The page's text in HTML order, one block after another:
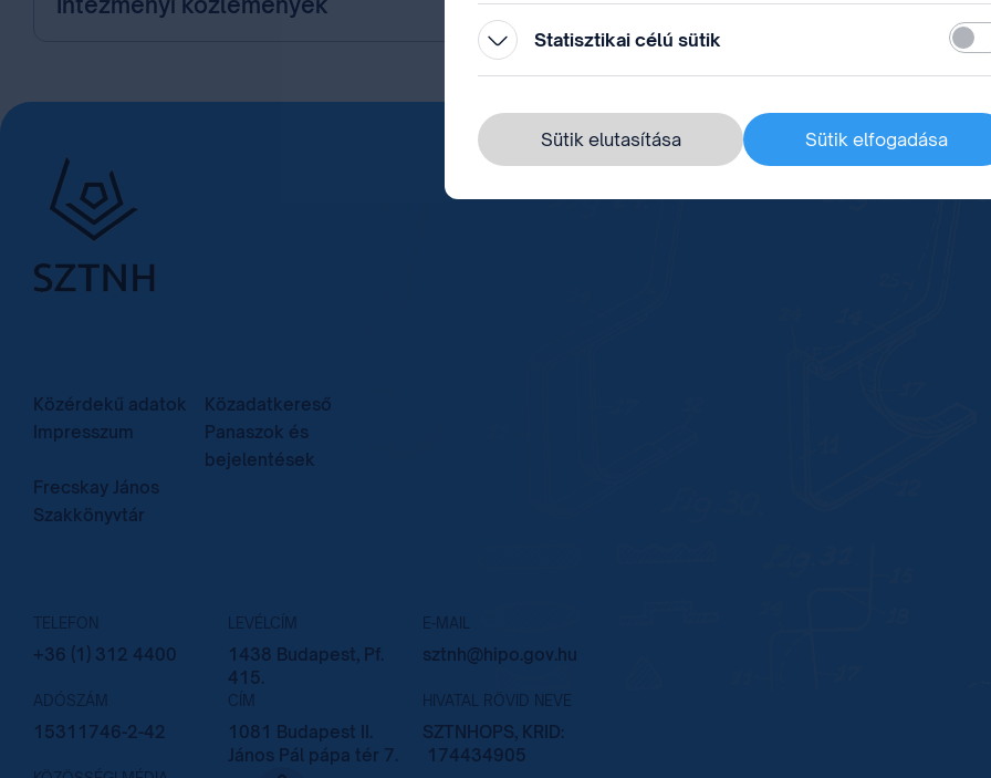
Közérdekű adatok
Közadatkereső
Impresszum
Panaszok és
bejelentések
Frecskay János
Szakkönyvtár
TELEFON
+36 (1) 312 4400
LEVÉLCÍM
1438 Budapest, Pf.
415.
E-MAIL
sztnh@hipo.gov.hu
ADÓSZÁM
15311746-2-42
CÍM
1081 Budapest II.
János Pál pápa tér 7.
HIVATAL RÖVID NEVE
SZTNHOPS, KRID:
174434905
Statisztikai célú sütik
Sütik elutasítása Sütik elfogadása